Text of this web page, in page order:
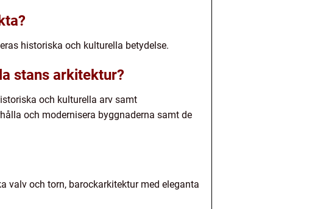
historiska och kulturella betydelse.
stans arkitektur?
och kulturella arv samt
och modernisera byggnaderna samt de
valv och torn, barockarkitektur med eleganta